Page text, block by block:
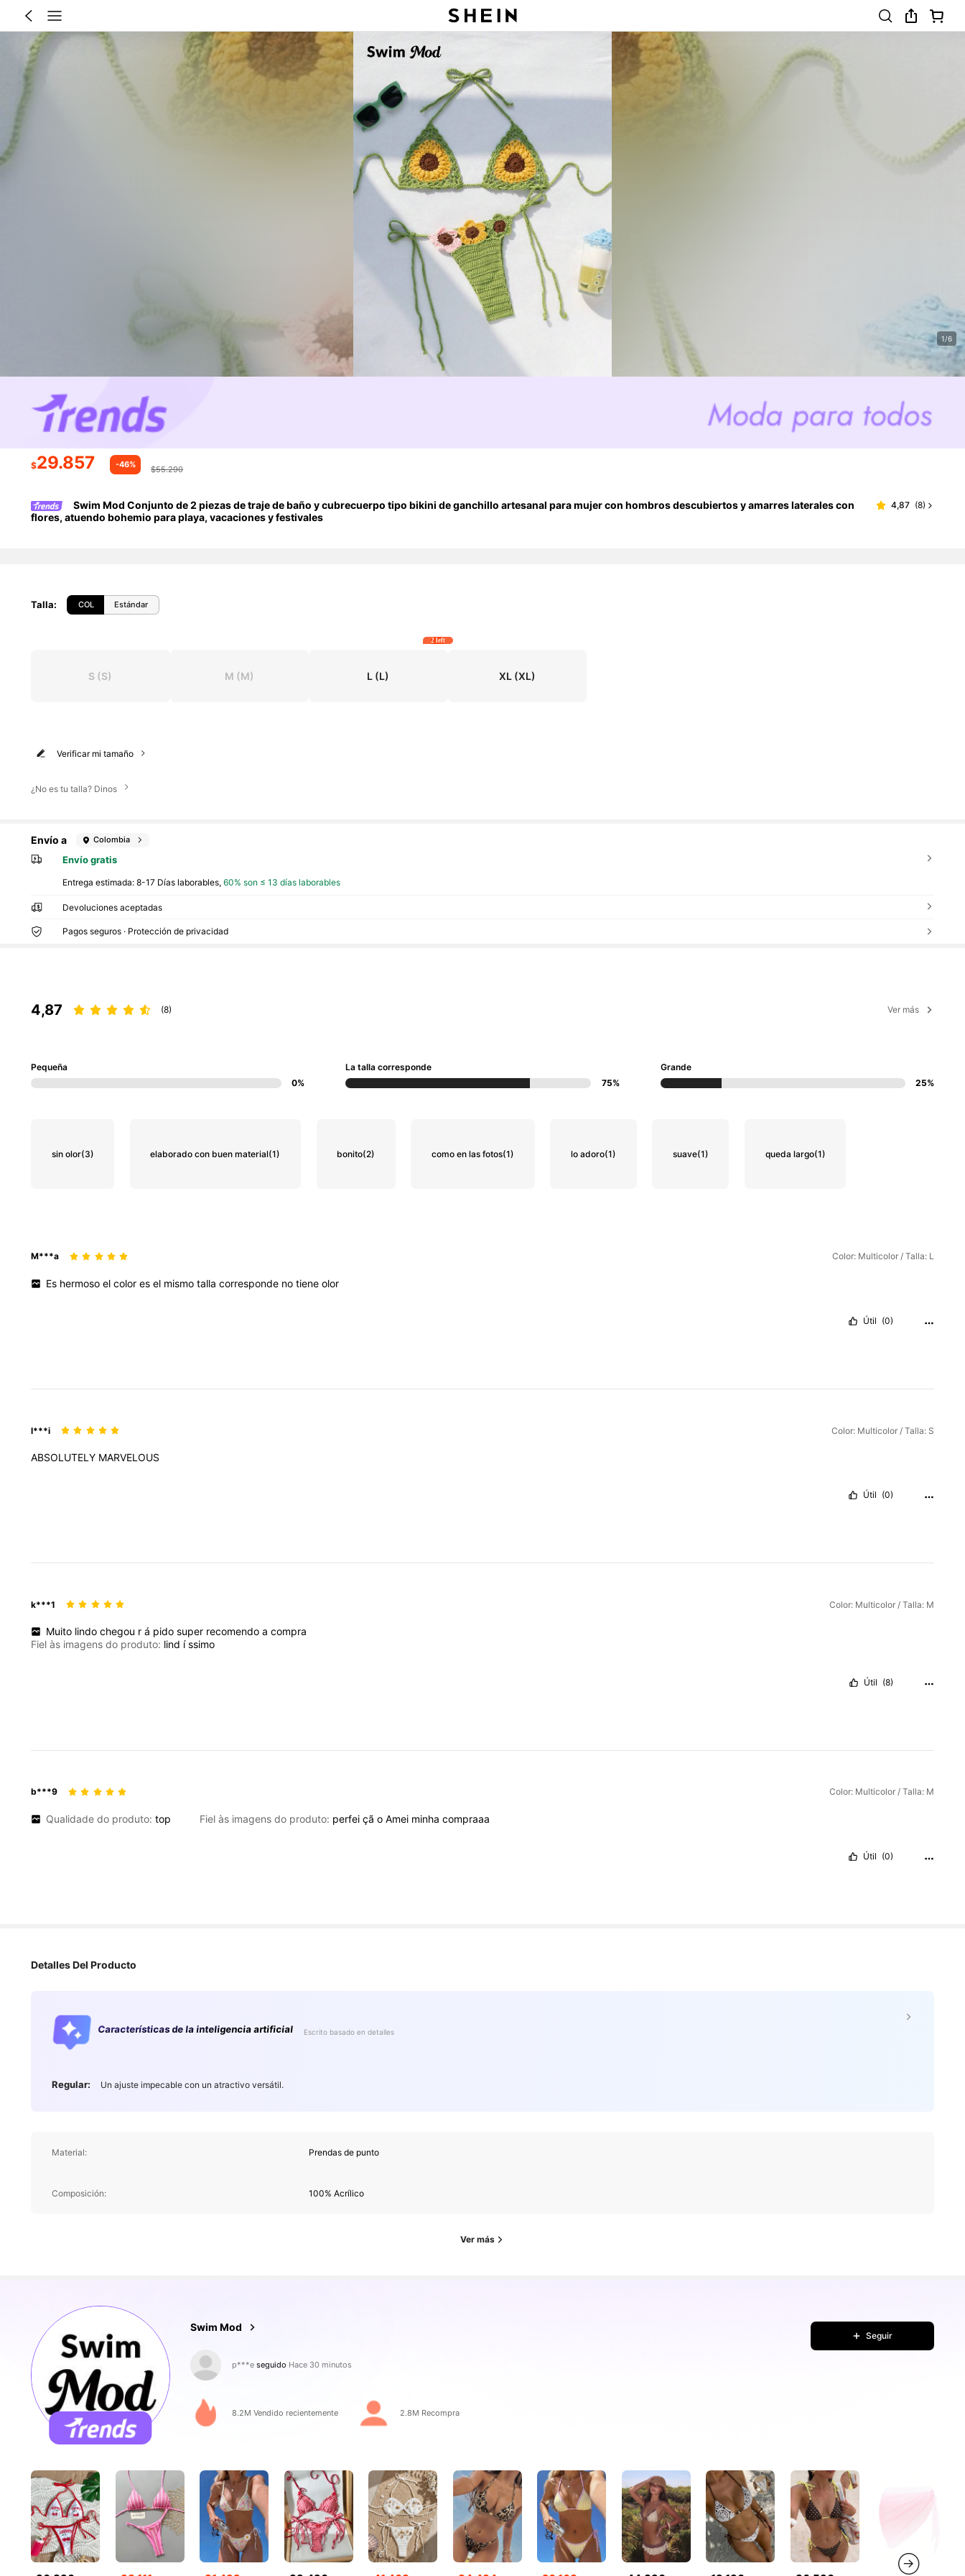
1/6
$29.857 -46% $55.290
Swim Mod Conjunto de 2 piezas de traje de baño y cubrecuerpo tipo bikini de ganchillo artesanal para mujer con hombros descubiertos y amarres laterales con
flores, atuendo bohemio para playa, vacaciones y festivales
4,87 (8)
Talla: COL Estándar
S (S) M (M) L (L)
2 left
XL(XL)
Verificar mi tamaño
¿No es tu talla? Dinos
Envío a Colombia
Envío gratis
Entrega estimada:8-17 Días laborables,60% son ≤ 13 días laborables
Devoluciones aceptadas
Pagos seguros · Protección de privacidad
4,87 (8) Ver más
Pequeña
0%
La talla corresponde
75%
Grande
25%
sin olor(3) elaborado con buen material(1) bonito(2) como en las fotos(1) lo adoro(1) suave(1) queda largo(1)
M***a Color: Multicolor / Talla: L
Es hermosoelcoloresel mismotallacorresponde notieneolor
Útil (0)
l***i Color: Multicolor / Talla: S
ABSOLUTELY MARVELOUS
Útil (0)
k***1 Color: Multicolor / Talla: M
Muito lindochegou rá pidosuper recomendoacompra
Fiel às imagens do produto: lind íssimo
Útil (8)
b***9 Color: Multicolor / Talla: M
Qualidade do produto:top Fiel às imagens do produto: perfeiçãoAmei minhacompraaa
Útil (0)
Detalles Del Producto
Características de la inteligencia artificial Escrito basado en detalles
Regular: Un ajuste impecable con un atractivo versátil.
Material: Prendas de punto
Composición: 100% Acrílico
Ver más
Swim Mod
p***e
d***sestá navegando
4,87
546K Seguidores
Seguir
8.2M Vendido recientemente 2.8M Recompra